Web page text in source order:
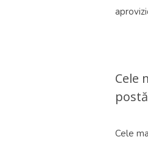
Cele
Cele